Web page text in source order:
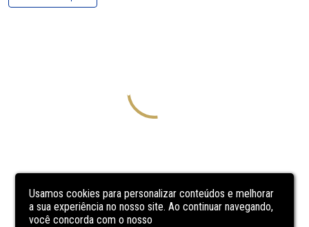
Usamos cookies para personalizar conteúdos e melhorar
a sua experiência no nosso site. Ao continuar navegando,
você concorda com o nosso